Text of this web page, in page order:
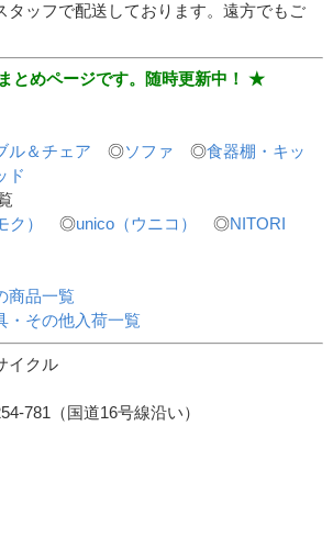
ッフで配送しております。遠方でもご
とめページです。随時更新中！ ★
ル＆チェア ◎ソファ ◎食器棚・キッ
ド
） ◎unico（ウニコ） ◎NITORI
商品一覧
・その他入荷一覧
イクル
781（国道16号線沿い）